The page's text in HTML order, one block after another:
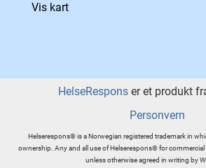
Vis kart
HelseRespons er et produkt
Personvern
Helserespons® is a Norwegian registered trademark in
ownership. Any and all use of Helserespons® for
unless otherwise agreed in writing by